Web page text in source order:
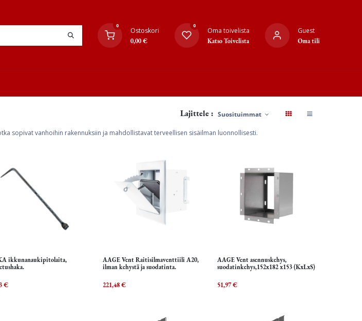
0
Ostoskori
0,00€
0
Oma toivelista
Katso Toivelista
Guest
Oma tili
Lajittele : Suosituimmat
sopivat vanhoihin rakennuksiin ja mahdollistavat terveellisen sisäilman luonnollisesti.
Lisää ostoskoriin
ikkunanaukipitolaita,
€
Lisää ostoskoriin
AAGE Vent Raitisilmaventtiili A20,
ilman kehystä ja suodatinta.
221,48€
Lisää ostoskoriin
AAGE Vent asennuskehys,
suodatinkehys,152x182 x153 (KxLxS)
51,97€